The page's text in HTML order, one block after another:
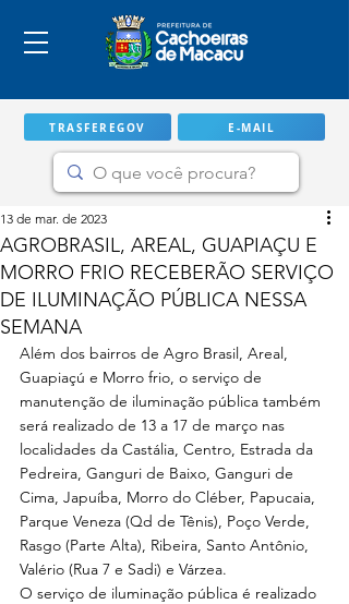
TRASFEREGOV E-MAIL
IMPORTANTE
AGROBRASIL, AREAL, GUAPIAÇU E
MORRO FRIO RECEBERÃO SERVIÇO
DE ILUMINAÇÃO PÚBLICA NESSA
SEMANA
13 de mar. de 2023
Além dos bairros de Agro Brasil, Areal,
Guapiaçú e Morro frio, o serviço de
manutenção de iluminação pública também
será realizado de 13 a 17 de março nas
localidades da Castália, Centro, Estrada da
Pedreira, Ganguri de Baixo, Ganguri de
Cima, Japuíba, Morro do Cléber, Papucaia,
Parque Veneza (Qd de Tênis), Poço Verde,
Rasgo (Parte Alta), Ribeira, Santo Antônio,
Valério (Rua 7 e Sadi) e Várzea.
O serviço de iluminação pública é realizado